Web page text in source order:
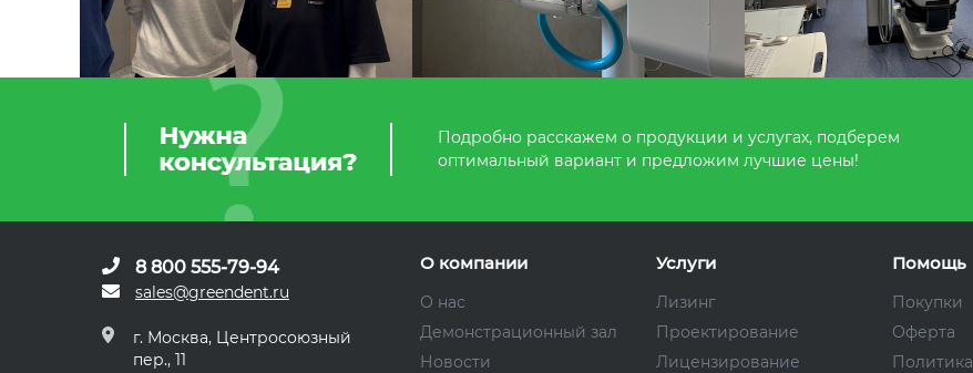
Подробно расскажем о продукции и услугах, подберем
оптимальный вариант и предложим лучшие цены!
8 800 555-79-94
sales@greendent.ru
г. Москва, Центросоюзный
пер., 11
О компании
О нас
Демонстрационный зал
Новости
Услуги
Лизинг
Проектирование
Лицензирование
Помощь
Покупки
Оферта
Политика